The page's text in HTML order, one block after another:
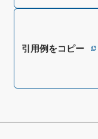
引用例をコピー